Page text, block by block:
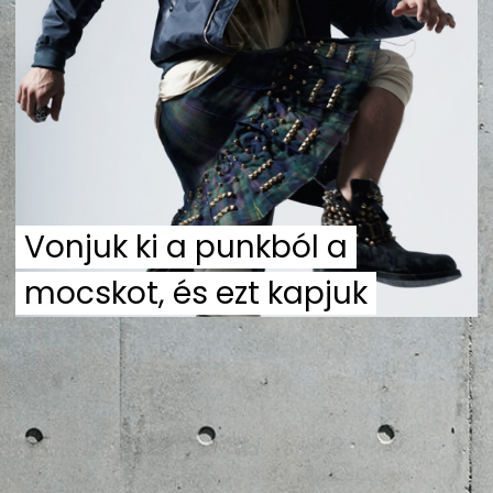
ZENE
MÉDIAAJÁNLAT
IMPRESSZUM
PR-ARCHÍVUM
ADATKEZELÉSI TÁJÉKOZTATÓ
Vonjuk ki a punkból a
mocskot, és ezt kapjuk